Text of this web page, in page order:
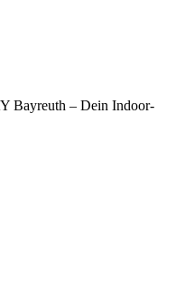
Bayreuth – Dein Indoor-